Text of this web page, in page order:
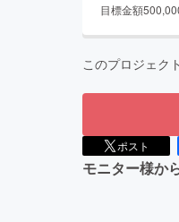
目標金額
このプロジェク
ポスト
モニター様か